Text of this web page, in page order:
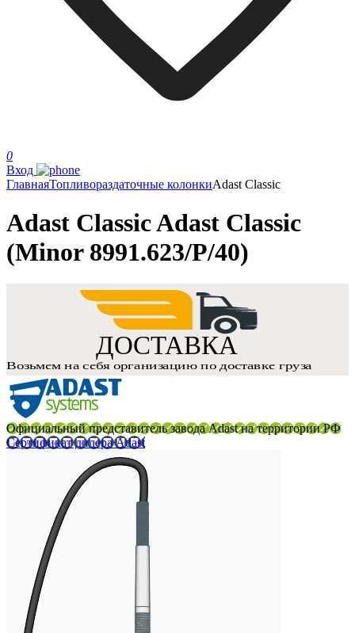
0
Вход
ГлавнаяТопливораздаточные колонкиAdast Classic
Adast Classic Adast Classic
(Minor 8991.623/P/40)
Официальный представитель завода Adast на территории РФ
Сертификат дилера Adast